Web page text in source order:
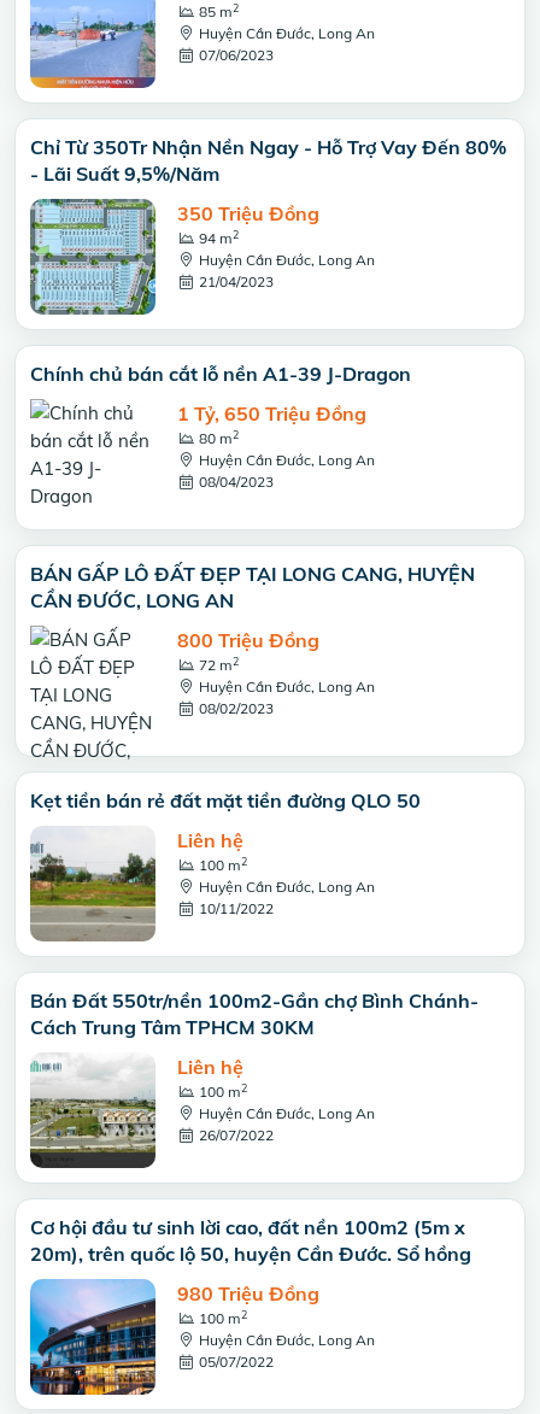
85 m2
Huyện Cần Đước, Long An
07/06/2023
Chỉ Từ 350Tr Nhận Nền Ngay - Hỗ Trợ Vay Đến 80%
- Lãi Suất 9,5%/Năm
350 Triệu Đồng
94 m2
Huyện Cần Đước, Long An
21/04/2023
Chính chủ bán cắt lỗ nền A1-39 J-Dragon
1 Tỷ, 650 Triệu Đồng
80 m2
Huyện Cần Đước, Long An
08/04/2023
BÁN GẤP LÔ ĐẤT ĐẸP TẠI LONG CANG, HUYỆN
CẦN ĐƯỚC, LONG AN
800 Triệu Đồng
72 m2
Huyện Cần Đước, Long An
08/02/2023
Kẹt tiền bán rẻ đất mặt tiền đường QLO 50
Liên hệ
100 m2
Huyện Cần Đước, Long An
10/11/2022
Bán Đất 550tr/nền 100m2-Gần chợ Bình Chánh-
Cách Trung Tâm TPHCM 30KM
Liên hệ
100 m2
Huyện Cần Đước, Long An
26/07/2022
Cơ hội đầu tư sinh lời cao, đất nền 100m2 (5m x
20m), trên quốc lộ 50, huyện Cần Đước. Sổ hồng
980 Triệu Đồng
100 m2
Huyện Cần Đước, Long An
05/07/2022